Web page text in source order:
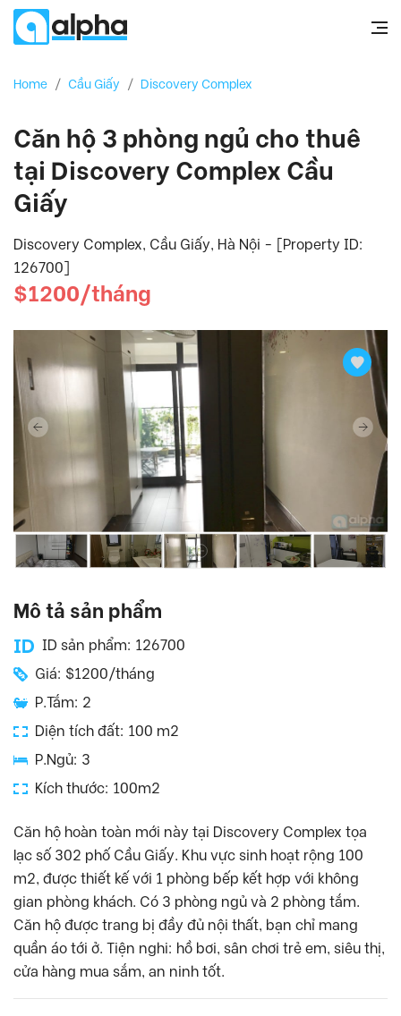
Home / Cầu Giấy / Discovery Complex
Căn hộ 3 phòng ngủ cho thuê
tại Discovery Complex Cầu
Giấy
Discovery Complex, Cầu Giấy, Hà Nội - [Property ID:
126700]
$1200/tháng
Mô tả sản phẩm
ID sản phẩm: 126700
Giá: $1200/tháng
P.Tắm: 2
Diện tích đất: 100 m2
P.Ngủ: 3
Kích thước: 100m2
Căn hộ hoàn toàn mới này tại Discovery Complex tọa
lạc số 302 phố Cầu Giấy. Khu vực sinh hoạt rộng 100
m2, được thiết kế với 1 phòng bếp kết hợp với không
gian phòng khách. Có 3 phòng ngủ và 2 phòng tắm.
Căn hộ được trang bị đầy đủ nội thất, bạn chỉ mang
quần áo tới ở. Tiện nghi: hồ bơi, sân chơi trẻ em, siêu thị,
cửa hàng mua sắm, an ninh tốt.